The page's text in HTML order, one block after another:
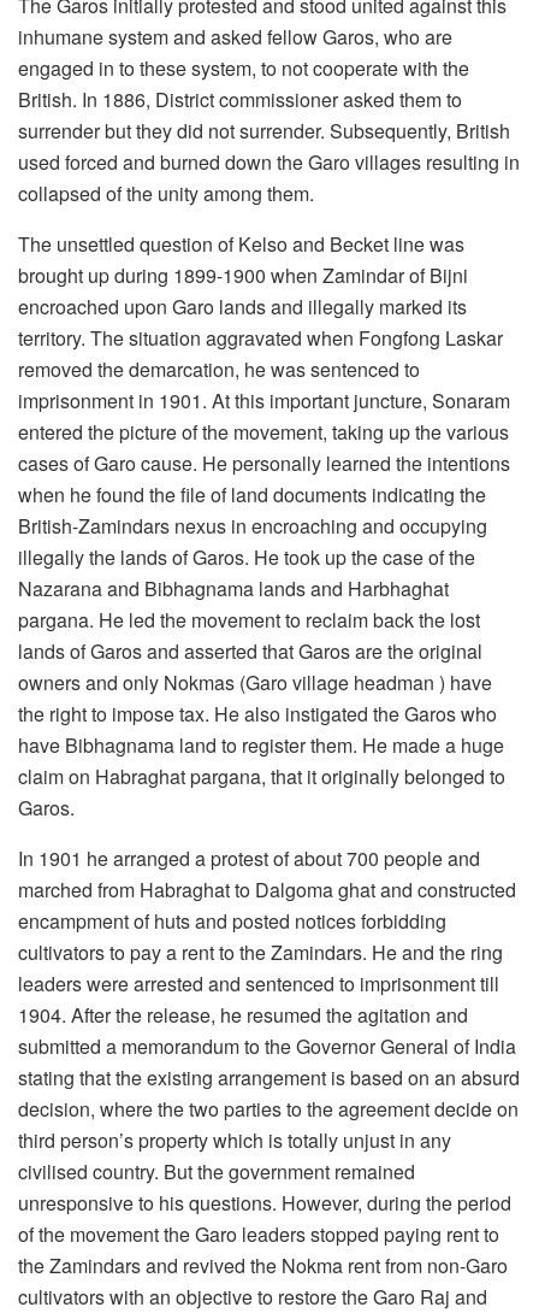
The Garos initially protested and stood united against this
inhumane system and asked fellow Garos, who are
engaged in to these system, to not cooperate with the
British. In 1886, District commissioner asked them to
surrender but they did not surrender. Subsequently, British
used forced and burned down the Garo villages resulting in
collapsed of the unity among them.
The unsettled question of Kelso and Becket line was
brought up during 1899-1900 when Zamindar of Bijni
encroached upon Garo lands and illegally marked its
territory. The situation aggravated when Fongfong Laskar
removed the demarcation, he was sentenced to
imprisonment in 1901. At this important juncture, Sonaram
entered the picture of the movement, taking up the various
cases of Garo cause. He personally learned the intentions
when he found the file of land documents indicating the
British-Zamindars nexus in encroaching and occupying
illegally the lands of Garos. He took up the case of the
Nazarana and Bibhagnama lands and Harbhaghat
pargana. He led the movement to reclaim back the lost
lands of Garos and asserted that Garos are the original
owners and only Nokmas (Garo village headman ) have
the right to impose tax. He also instigated the Garos who
have Bibhagnama land to register them. He made a huge
claim on Habraghat pargana, that it originally belonged to
Garos.
In 1901 he arranged a protest of about 700 people and
marched from Habraghat to Dalgoma ghat and constructed
encampment of huts and posted notices forbidding
cultivators to pay a rent to the Zamindars. He and the ring
leaders were arrested and sentenced to imprisonment till
1904. After the release, he resumed the agitation and
submitted a memorandum to the Governor General of India
stating that the existing arrangement is based on an absurd
decision, where the two parties to the agreement decide on
third person’s property which is totally unjust in any
civilised country. But the government remained
unresponsive to his questions. However, during the period
of the movement the Garo leaders stopped paying rent to
the Zamindars and revived the Nokma rent from non-Garo
cultivators with an objective to restore the Garo Raj and